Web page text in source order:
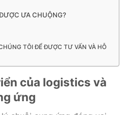
ƯA CHUỘNG?
TÔI ĐỂ ĐƯỢC TƯ VẤN VÀ HỖ
của logistics và
ứng